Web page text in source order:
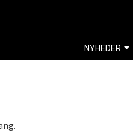
NYHEDER